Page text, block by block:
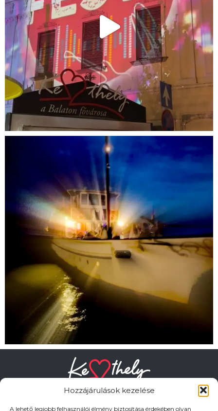
Hozzájárulások kezelése
A lehető legjobb felhasználói élmény biztosítása érdekében olyan